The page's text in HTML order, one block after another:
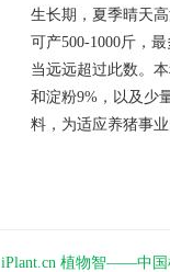
生长期，夏季晴天
可产500-1000斤，
当远远超过此数。
和淀粉9%，以及少
料，为适应养猪事
iPlant.cn 植物智——中国